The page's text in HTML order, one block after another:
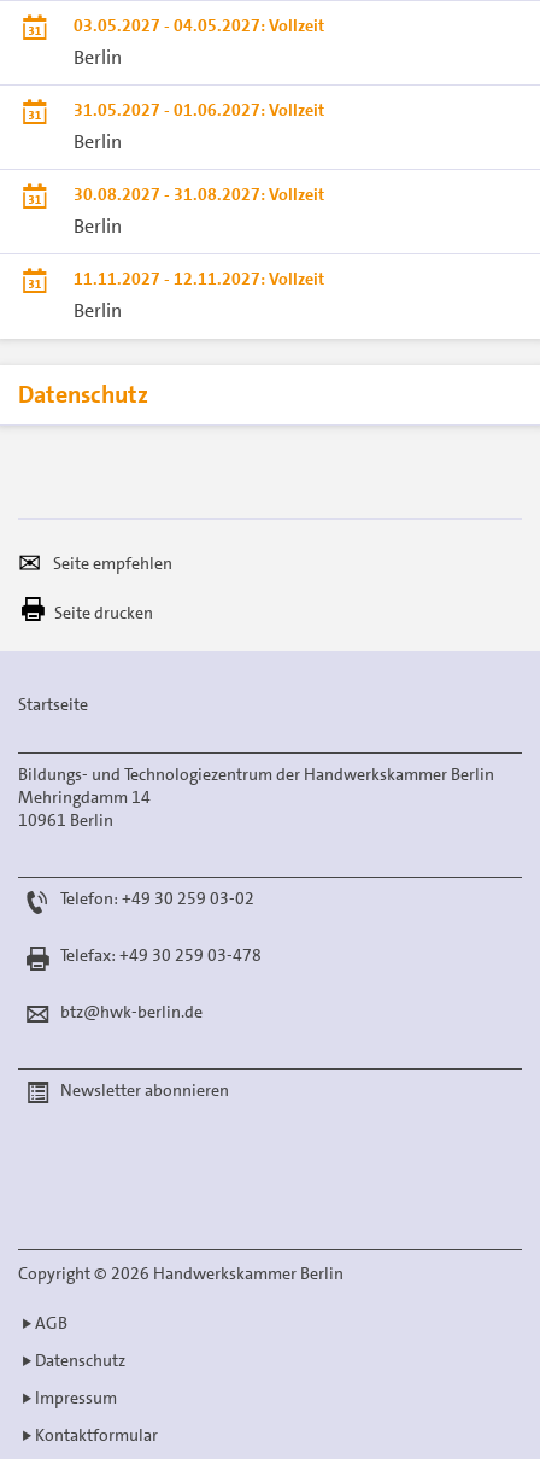
03.05.2027 - 04.05.2027: Vollzeit
Berlin
31.05.2027 - 01.06.2027: Vollzeit
Berlin
30.08.2027 - 31.08.2027: Vollzeit
Berlin
11.11.2027 - 12.11.2027: Vollzeit
Berlin
Datenschutz
empfehlen
Per
E-
Seite drucken
Startseite
Bildungs- und Technologiezentrum der Handwerkskammer Berlin
Mehringdamm 14
10961 Berlin
Telefon: +49 30 259 03-02
Telefax: +49 30 259 03-478
btz@hwk-berlin.de
Newsletter abonnieren
Copyright© 2026 Handwerkskammer Berlin
AGB
Datenschutz
Impressum
Kontaktformular